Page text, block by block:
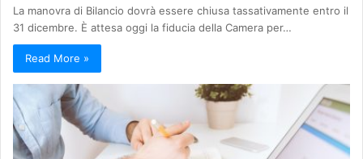
La manovra di Bilancio dovrà essere chiusa tassativamente entro il
31 dicembre. È attesa oggi la fiducia della Camera per…
Read More »